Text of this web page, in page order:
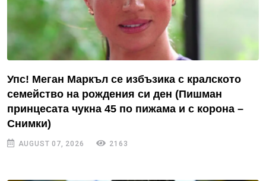
Упс! Меган Маркъл се избъзика с кралското
семейство на рождения си ден (Пишман
принцесата чукна 45 по пижама и с корона –
Снимки)
AUGUST 07, 2026 2163